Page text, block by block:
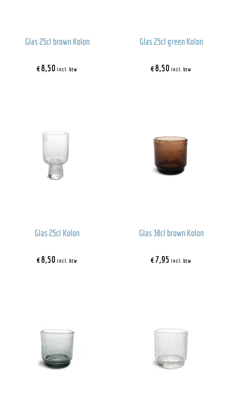
Glas 25cl brown Kolon
€8,50 incl. btw
Glas 25cl green Kolon
€8,50 incl. btw
Glas 25cl Kolon
€8,50 incl. btw
Glas 38cl brown Kolon
€7,95 incl. btw